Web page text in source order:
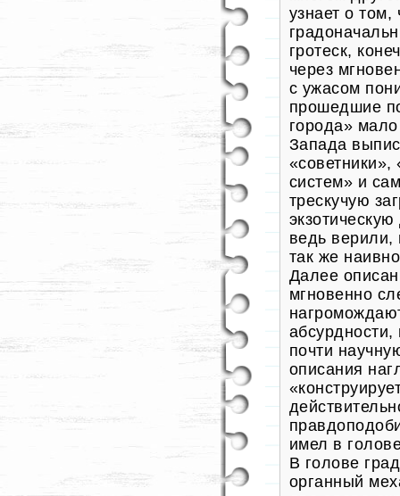
узнает о
гротеск,
через
с ужасом
прошедшие
города»
Запада
систем» и
трескучую
ведь верили,
так же
Далее
мгновенно
абсурдности,
почти
описания
имел в
В голове
органный